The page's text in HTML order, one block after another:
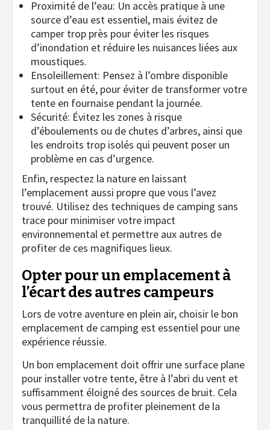
Proximité de l’eau: Un accès pratique à une
source d’eau est essentiel, mais évitez de
camper trop près pour éviter les risques
d’inondation et réduire les nuisances liées aux
moustiques.
Ensoleillement: Pensez à l’ombre disponible
surtout en été, pour éviter de transformer votre
tente en fournaise pendant la journée.
Sécurité: Évitez les zones à risque
d’éboulements ou de chutes d’arbres, ainsi que
les endroits trop isolés qui peuvent poser un
problème en cas d’urgence.
Enfin, respectez la nature en laissant
l’emplacement aussi propre que vous l’avez
trouvé. Utilisez des techniques de camping sans
trace pour minimiser votre impact
environnemental et permettre aux autres de
profiter de ces magnifiques lieux.
Opter pour un emplacement à
l’écart des autres campeurs
Lors de votre aventure en plein air, choisir le bon
emplacement de camping est essentiel pour une
expérience réussie.
Un bon emplacement doit offrir une surface plane
pour installer votre tente, être à l’abri du vent et
suffisamment éloigné des sources de bruit. Cela
vous permettra de profiter pleinement de la
tranquillité de la nature.